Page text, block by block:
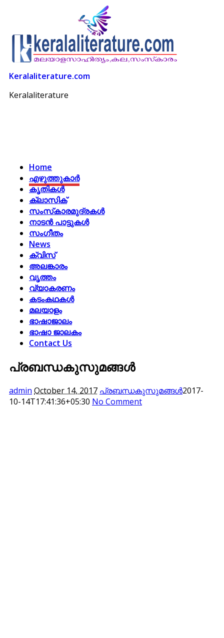
Keralaliterature.com
Keralaliterature
Home
എഴുത്തുകാര്‍
കൃതികൾ
ക്ലാസിക്
സംസ്‌കാരമുദ്രകള്‍
നാടന്‍ പാട്ടുകള്‍
സംഗീതം
News
ക്വിസ്
അലങ്കാരം
വൃത്തം
വ്യാകരണം
കടംകഥകള്‍
മലയാളം
ഭാഷാജാലം
ഭാഷാ ജാലകം
Contact Us
പ്രബന്ധകുസുമങ്ങള്‍
admin October 14, 2017 പ്രബന്ധകുസുമങ്ങള്‍2017-
10-14T17:41:36+05:30 No Comment